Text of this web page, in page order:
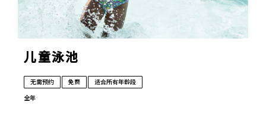
儿童泳池
无需预约 免费
适合所有年龄段
全年